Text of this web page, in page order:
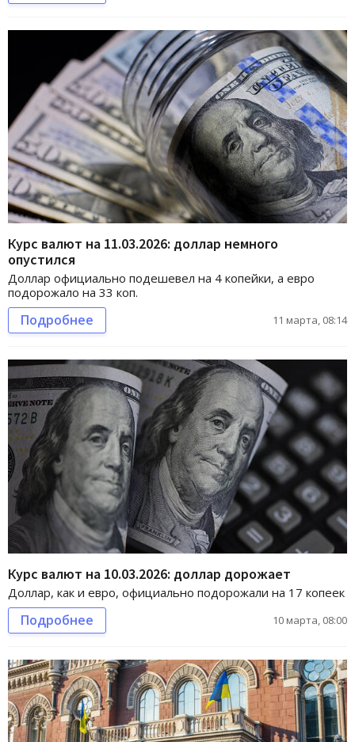
Курс валют на 11.03.2026: доллар немного
опустился
Доллар официально подешевел на 4 копейки, а евро
подорожало на 33 коп.
Подробнее 11 марта, 08:14
Курс валют на 10.03.2026: доллар дорожает
Доллар, как и евро, официально подорожали на 17 копеек
Подробнее 10 марта, 08:00